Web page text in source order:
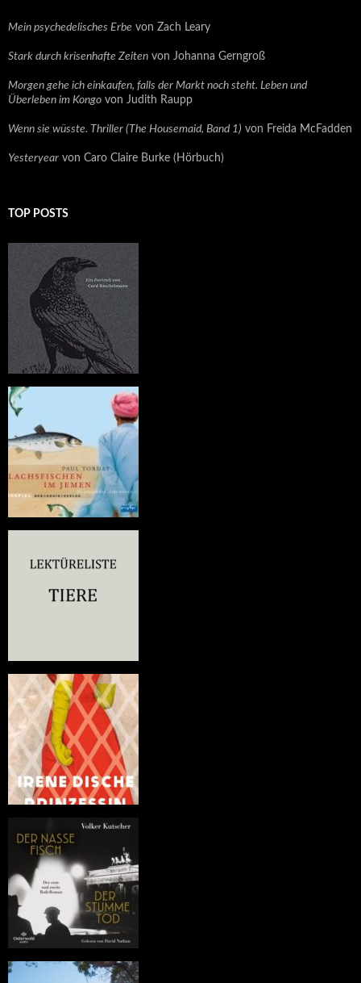
Mein psychedelisches Erbe von Zach Leary
Stark durch krisenhafte Zeiten von Johanna Gerngroß
Morgen gehe ich einkaufen, falls der Markt noch steht. Leben und
Überleben im Kongo von Judith Raupp
Wenn sie wüsste. Thriller (The Housemaid, Band 1) von Freida McFadden
Yesteryear von Caro Claire Burke (Hörbuch)
TOP POSTS